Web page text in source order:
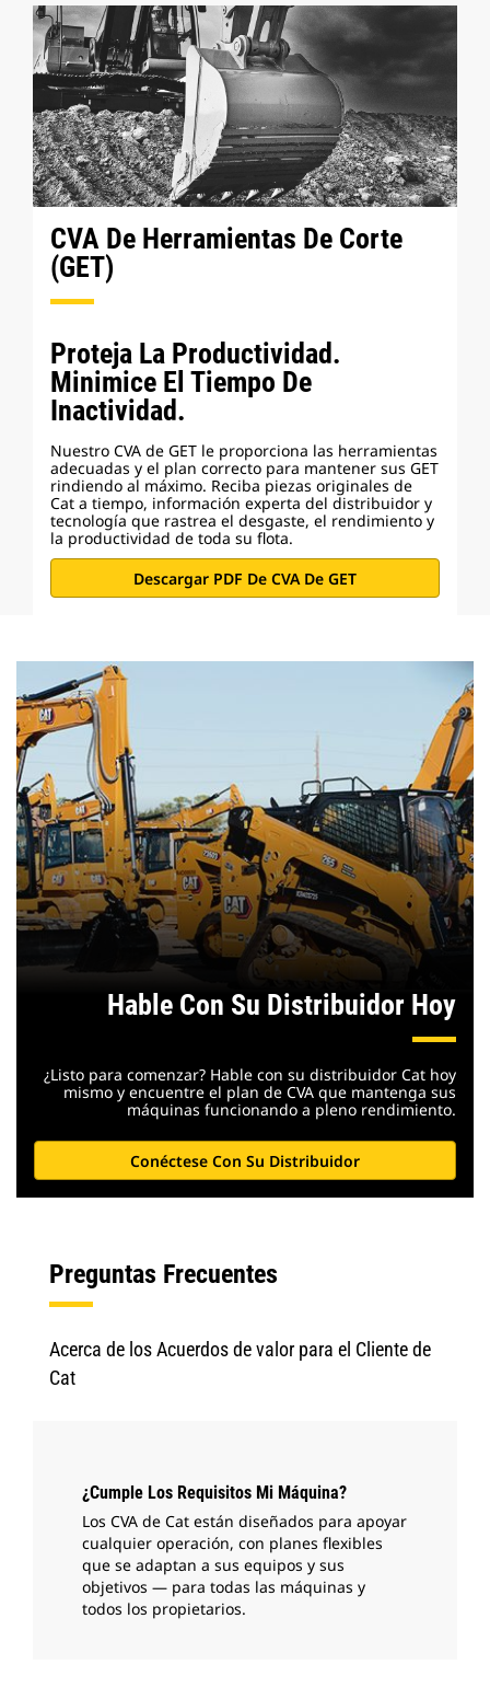
CVA De Herramientas De Corte
(GET)
Proteja La Productividad.
Minimice El Tiempo De
Inactividad.
Nuestro CVA de GET le proporciona las herramientas
adecuadas y el plan correcto para mantener sus GET
rindiendo al máximo. Reciba piezas originales de
Cat a tiempo, información experta del distribuidor y
tecnología que rastrea el desgaste, el rendimiento y
la productividad de toda su flota.
Descargar PDF De CVA De GET
Hable Con Su Distribuidor Hoy
¿Listo para comenzar? Hable con su distribuidor Cat hoy
mismo y encuentre el plan de CVA que mantenga sus
máquinas funcionando a pleno rendimiento.
Conéctese Con Su Distribuidor
Preguntas Frecuentes
Acerca de los Acuerdos de valor para el Cliente de
Cat
¿Cumple Los Requisitos Mi Máquina?
Los CVA de Cat están diseñados para apoyar
cualquier operación, con planes flexibles
que se adaptan a sus equipos y sus
objetivos — para todas las máquinas y
todos los propietarios.